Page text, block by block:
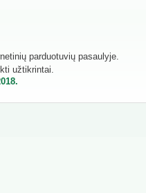
parduotuvių pasaulyje.
užtikrintai.